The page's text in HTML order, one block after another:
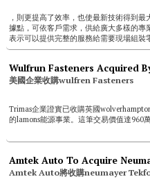
，則更提高了效率，也使最新技術得到
據點，可依客戶需求，供給廣大多樣的專
表示可以提供完整的服務給需要現場組
提...
Wulfrun Fasteners Acquired
美國企業收購wulfren Fasteners
Trimas企業證實已收購英國
的lamons能源事業。這筆交易價值達960
Amtek Auto To Acquire
Amtek Auto將收購neumayer